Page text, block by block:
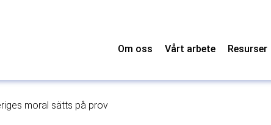
Om oss Vårt arbete Resurser
moral sätts på prov